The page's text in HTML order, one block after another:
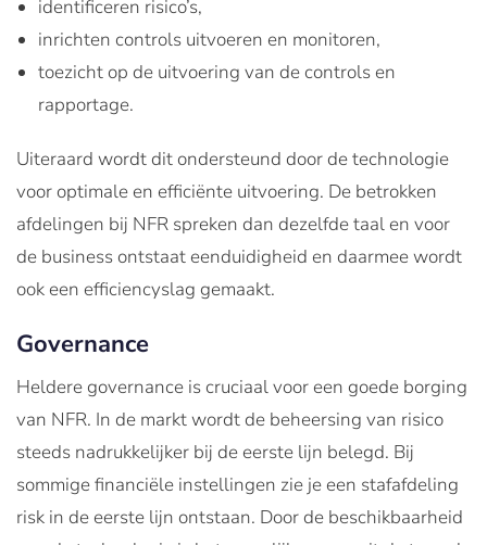
identificeren risico’s,
inrichten controls uitvoeren en monitoren,
toezicht op de uitvoering van de controls en
rapportage.
Uiteraard wordt dit ondersteund door de technologie
voor optimale en efficiënte uitvoering. De betrokken
afdelingen bij NFR spreken dan dezelfde taal en voor
de business ontstaat eenduidigheid en daarmee wordt
ook een efficiencyslag gemaakt.
Governance
Heldere governance is cruciaal voor een goede borging
van NFR. In de markt wordt de beheersing van risico
steeds nadrukkelijker bij de eerste lijn belegd. Bij
sommige financiële instellingen zie je een stafafdeling
risk in de eerste lijn ontstaan. Door de beschikbaarheid